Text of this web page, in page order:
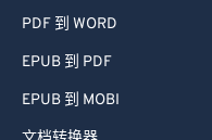
PDF 到 WORD
EPUB 到 PDF
EPUB 到 MOBI